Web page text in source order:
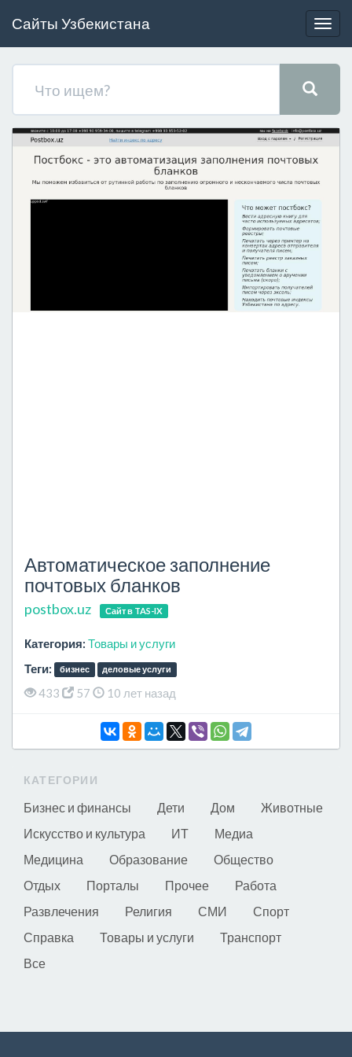
Сайты Узбекистана
Автоматическое заполнение
почтовых бланков
postbox.uz Сайт в TAS-IX
Категория: Товары и услуги
Теги:
бизнес деловые услуги
433 57 10 лет назад
КАТЕГОРИИ
Бизнес и финансы Дети Дом
Животные
Искусство и культура
ИТ
Медиа
Медицина
Образование
Общество
Отдых
Порталы Прочее
Работа
Развлечения
Религия СМИ
Спорт
Справка
Товары и услуги
Транспорт
Все